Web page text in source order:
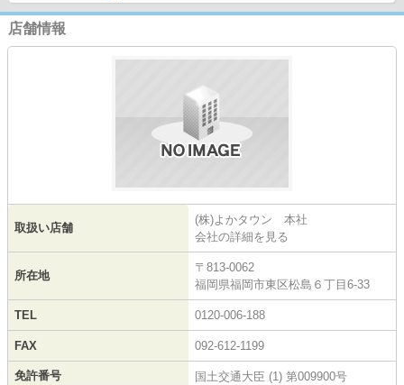
店舗情報
取扱い店舗
(株)よかタウン 本社
会社の詳細を見る
所在地
〒813-0062
福岡県福岡市東区松島６丁目6-33
TEL 0120-006-188
FAX 092-612-1199
免許番号 国土交通大臣 (1) 第009900号